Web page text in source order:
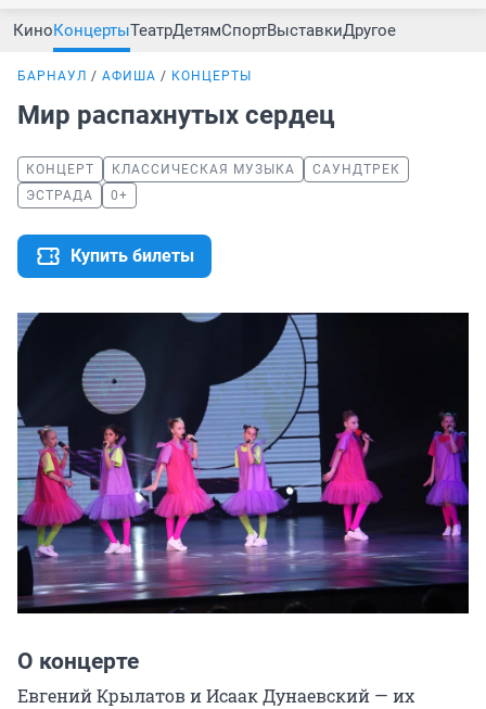
КиноКонцертыТеатрДетямСпортВыставкиДругое
БАРНАУЛ АФИША КОНЦЕРТЫ
Мир распахнутых сердец
КОНЦЕРТ КЛАССИЧЕСКАЯ МУЗЫКА
САУНДТРЕК
ЭСТРАДА
0+
Купить билеты
О концерте
Евгений Крылатов и Исаак Дунаевский — их